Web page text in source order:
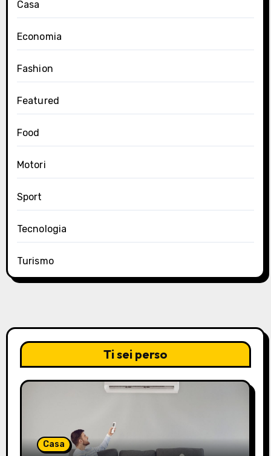
Casa
Economia
Fashion
Featured
Food
Motori
Sport
Tecnologia
Turismo
Ti sei perso
Casa